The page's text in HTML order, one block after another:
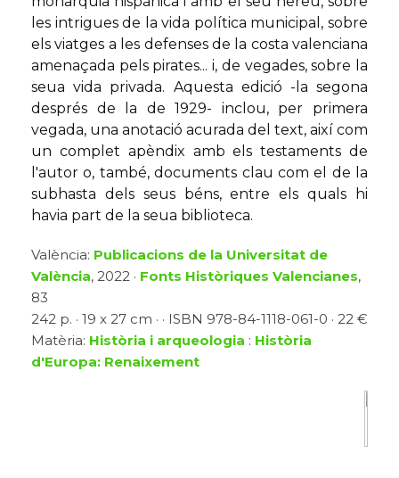
les intrigues de la vida política municipal, sobre
els viatges a les defenses de la costa valenciana
amenaçada pels pirates... i, de vegades, sobre la
seua vida privada. Aquesta edició -la segona
després de la de 1929- inclou, per primera
vegada, una anotació acurada del text, així com
un complet apèndix amb els testaments de
l'autor o, també, documents clau com el de la
subhasta dels seus béns, entre els quals hi
havia part de la seua biblioteca.
València: Publicacions de la Universitat de
València, 2022 · Fonts Històriques Valencianes,
83
242 p. · 19 x 27 cm · · ISBN 978-84-1118-061-0 · 22 €
Matèria: Història i arqueologia : Història
d'Europa: Renaixement